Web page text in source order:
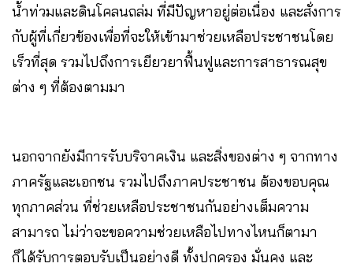
น้ำท่วมและดินโคลนถล่ม ที่มีปัญหาอยู่ต่อเนื่อง และสั่งการ
กับผู้ที่เกี่ยวข้องเพื่อที่จะให้เข้ามาช่วยเหลือประชาชนโดย
เร็วที่สุด รวมไปถึงการเยียวยาฟื้นฟูและการสาธารณสุข
ต่าง ๆ​ ที่ต้องตามมา
นอกจากยังมีการรับบริจาคเงิน และสิ่งของต่าง ๆ จากทาง
ภาครัฐและเอกชน​ รวมไปถึงภาคประชาชน ต้องขอบคุณ
ทุกภาคส่วน ที่ช่วยเหลือประชาชนกันอย่างเต็มความ
สามารถ ไม่ว่าจะขอความช่วยเหลือไปทางไหนก็ตามา​
ก็ได้รับการตอบรับเป็นอย่างดี ทั้งปกครอง​ มั่นคง​ และ